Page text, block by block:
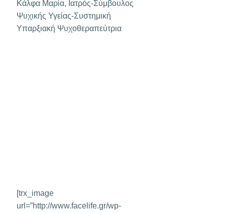
Κάλφα Μαρία, Ιατρός-Σύμβουλος
Ψυχικής Υγείας-Συστημική
Υπαρξιακή Ψυχοθεραπεύτρια
[trx_image
url=”http://www.facelife.gr/wp-